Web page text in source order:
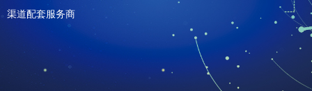
渠道配套服务商